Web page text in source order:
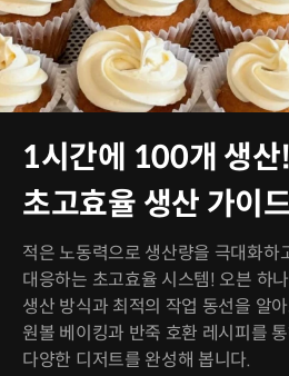
1시간에 100개 생산
초고효율 생산 가이
적은 노동력으로 생산량을 극대화하
대응하는 초고효율 시스템! 오븐 하
생산 방식과 최적의 작업 동선을 알
원볼 베이킹과 반죽 호환 레시피를
다양한 디저트를 완성해 봅니다.